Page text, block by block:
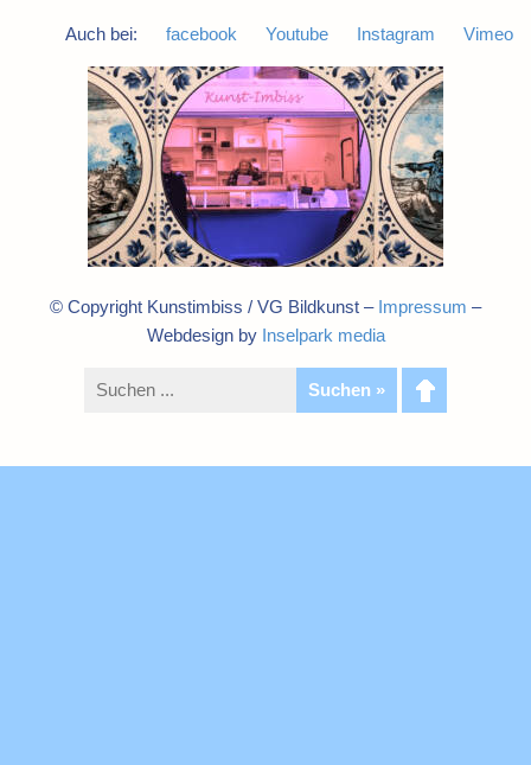
Auch bei: facebook Youtube Instagram Vimeo
© Copyright Kunstimbiss / VG Bildkunst – Impressum –
Webdesign by Inselpark media